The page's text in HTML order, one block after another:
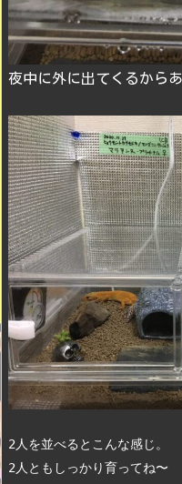
夜中に外に出てくるから
2人を並べるとこんな感じ。
2人ともしっかり育ってね〜